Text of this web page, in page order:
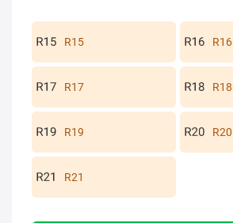
R15 R16
R17 R18
R19 R20
R21